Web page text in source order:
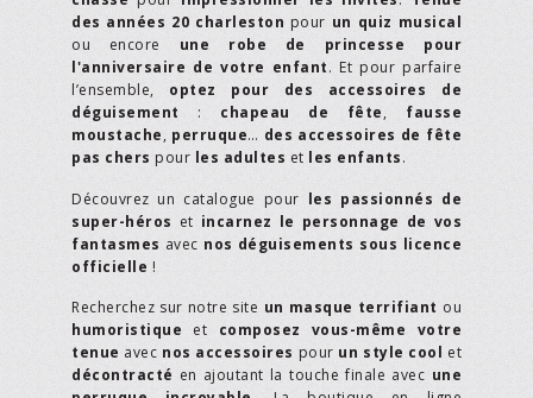
des années 20 charleston pour un quiz musical
ou encore une robe de princesse pour
l'anniversaire de votre enfant. Et pour parfaire
l’ensemble, optez pour des accessoires de
déguisement : chapeau de fête, fausse
moustache, perruque… des accessoires de fête
pas chers pour les adultes et les enfants.
Découvrez un catalogue pour les passionnés de
super-héros et incarnez le personnage de vos
fantasmes avec nos déguisements sous licence
officielle !
Recherchez sur notre site un masque terrifiant ou
humoristique et composez vous-même votre
tenue avec nos accessoires pour un style cool et
décontracté en ajoutant la touche finale avec une